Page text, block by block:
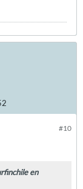
#10
en